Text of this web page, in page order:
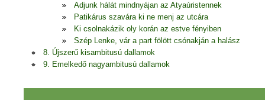
Adjunk hálát mindnyájan az Atyaúristennek
Patikárus szavára ki ne menj az utcára
Ki csolnakázik oly korán az estve fényiben
Szép Lenke, vár a part fölött csónakján a halász
8. Újszerű kisambitusú dallamok
9. Emelkedő nagyambitusú dallamok